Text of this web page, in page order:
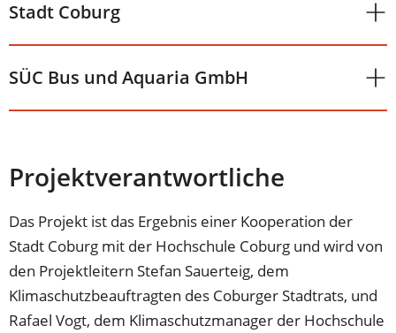
Stadt Coburg
SÜC Bus und Aquaria GmbH
Projektverantwortliche
Das Projekt ist das Ergebnis einer Kooperation der
Stadt Coburg mit der Hochschule Coburg und wird von
den Projektleitern Stefan Sauerteig, dem
Klimaschutzbeauftragten des Coburger Stadtrats, und
Rafael Vogt, dem Klimaschutzmanager der Hochschule